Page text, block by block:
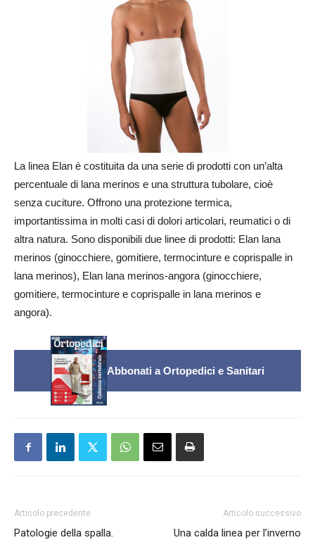
La linea Elan è costituita da una serie di prodotti con un’alta
percentuale di lana merinos e una struttura tubolare, cioè
senza cuciture. Offrono una protezione termica,
importantissima in molti casi di dolori articolari, reumatici o di
altra natura. Sono disponibili due linee di prodotti: Elan lana
merinos (ginocchiere, gomitiere, termocinture e coprispalle in
lana merinos), Elan lana merinos-angora (ginocchiere,
gomitiere, termocinture e coprispalle in lana merinos e
angora).
Abbonati a Ortopedici e Sanitari
Articolo precedente
Patologie della spalla.
Articolo successivo
Una calda linea per l’inverno